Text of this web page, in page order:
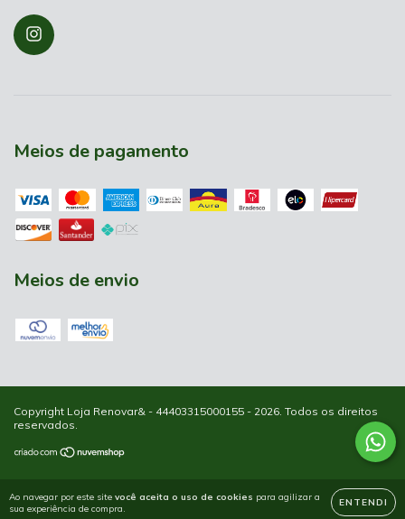
Ao navegar por este site você aceita o uso de cookies para agilizar a
sua experiência de compra.
ENTENDI
Meios de pagamento
Meios de envio
Copyright Loja Renovar& - 44403315000155 - 2026. Todos os direitos
reservados.